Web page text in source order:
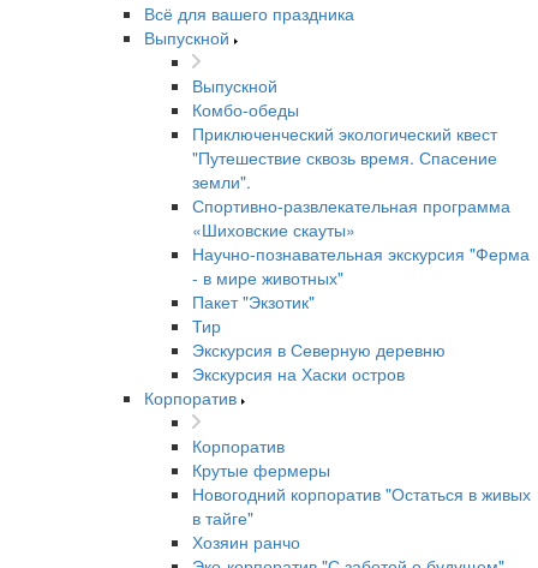
Всё для вашего праздника
Выпускной
Выпускной
Комбо-обеды
Приключенческий экологический квест
"Путешествие сквозь время. Спасение
земли".
Спортивно-развлекательная программа
«Шиховские скауты»
Научно-познавательная экскурсия "Ферма
- в мире животных"
Пакет "Экзотик"
Тир
Экскурсия в Северную деревню
Экскурсия на Хаски остров
Корпоратив
Корпоратив
Крутые фермеры
Новогодний корпоратив "Остаться в живых
в тайге"
Хозяин ранчо